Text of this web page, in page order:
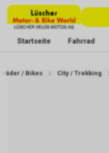
Startseite Fahrrad
/ Bikes City / Trekking